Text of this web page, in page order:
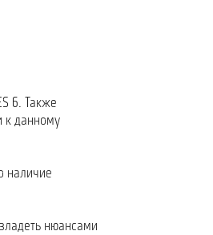
6. Также
к данному
наличие
нюансами